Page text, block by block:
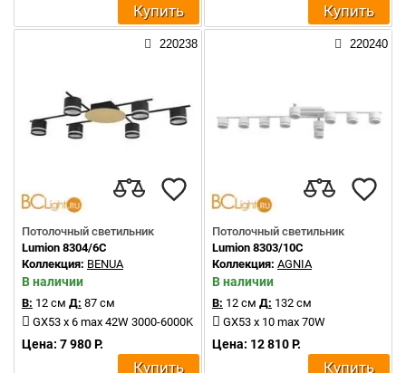
Купить Купить
220238
Потолочный светильник
Lumion 8304/6C
Коллекция: BENUA
В наличии
В: 12 см Д: 87 см
GX53 x 6 max 42W 3000-6000K
Цена: 7 980 Р.
Купить
220240
Потолочный светильник
Lumion 8303/10C
Коллекция: AGNIA
В наличии
В: 12 см Д: 132 см
GX53 x 10 max 70W
Цена: 12 810 Р.
Купить